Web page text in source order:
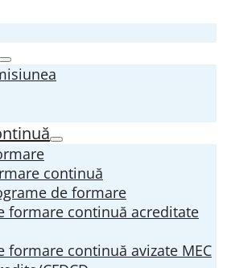
continuă
de formare
formare continuă acreditate
formare continuă avizate MEC